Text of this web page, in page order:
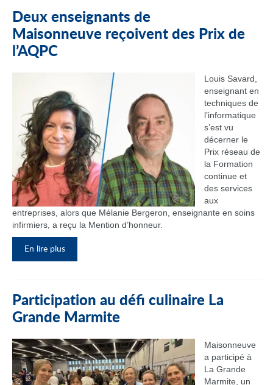
Deux enseignants de
Maisonneuve reçoivent des Prix de
l’AQPC
Louis Savard,
enseignant en
techniques de
l’informatique
s’est vu
décerner le
Prix réseau de
la Formation
continue et
des services
aux
entreprises, alors que Mélanie Bergeron, enseignante en soins
infirmiers, a reçu la Mention d’honneur.
En lire plus
Participation au défi culinaire La
Grande Marmite
Maisonneuve
a participé à
La Grande
Marmite, un